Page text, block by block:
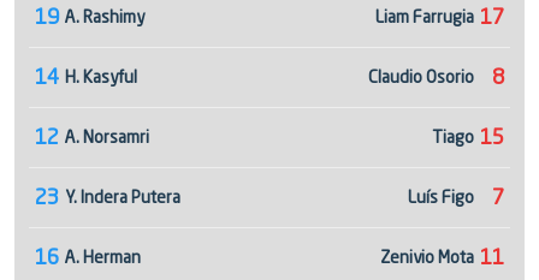
19 A. Rashimy
14 H. Kasyful
12 A. Norsamri
23 Y. Indera Putera
16 A. Herman
17
Liam Farrugia
8
Claudio Osorio
15
Tiago
7
Luís Figo
11
Zenivio Mota